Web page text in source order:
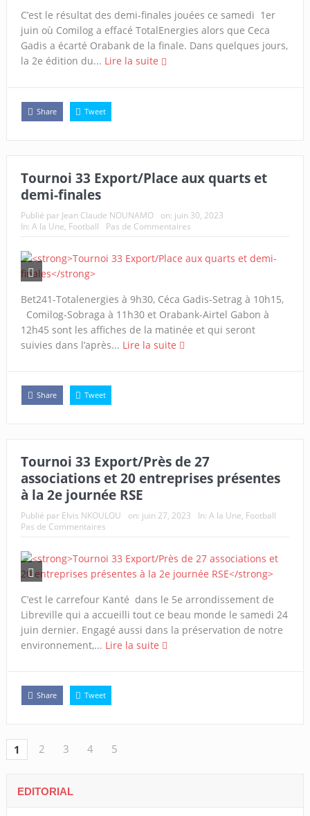
C’est le résultat des demi-finales jouées ce samedi 1er
juin où Comilog a effacé TotalEnergies alors que Ceca
Gadis a écarté Orabank de la finale. Dans quelques jours,
la 2e édition du... Lire la suite
Share Tweet
Tournoi 33 Export/Place aux quarts et
demi-finales
Publié par Jean Claude NOUNAMO on: juin 30, 2023
In: A la Une, Football Pas de Commentaires
Bet241-Totalenergies à 9h30, Céca Gadis-Setrag à 10h15,
Comilog-Sobraga à 11h30 et Orabank-Airtel Gabon à
12h45 sont les affiches de la matinée et qui seront
suivies dans l’après... Lire la suite
Share Tweet
Tournoi 33 Export/Près de 27
associations et 20 entreprises présentes
à la 2e journée RSE
Publié par Elvis NKOULOU on: juin 27, 2023 In: A la Une, Football
Pas de Commentaires
C’est le carrefour Kanté dans le 5e arrondissement de
Libreville qui a accueilli tout ce beau monde le samedi 24
juin dernier. Engagé aussi dans la préservation de notre
environnement,... Lire la suite
Share Tweet
1 2 3 4 5
EDITORIAL